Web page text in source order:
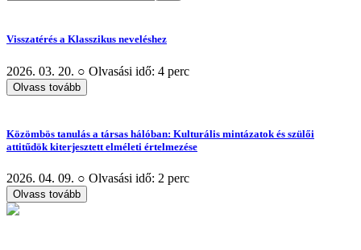
Visszatérés a Klasszikus neveléshez
2026. 03. 20. ○ Olvasási idő: 4 perc
Olvass tovább
Közömbös tanulás a társas hálóban: Kulturális mintázatok és szülői
attitűdök kiterjesztett elméleti értelmezése
2026. 04. 09. ○ Olvasási idő: 2 perc
Olvass tovább